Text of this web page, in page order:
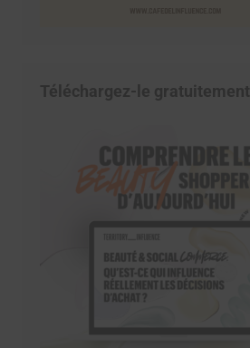
Téléchargez-le gratuitement